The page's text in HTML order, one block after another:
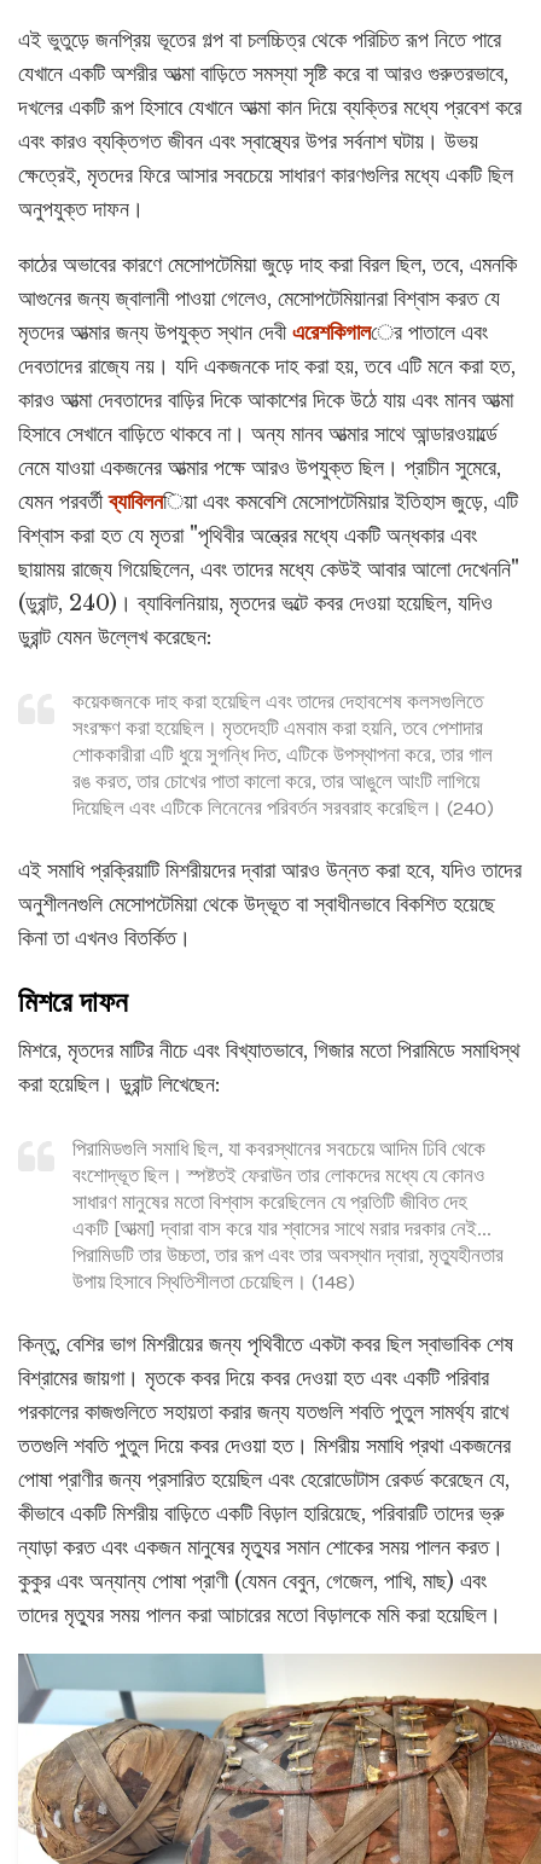
এই ভুতুড়ে জনপ্রিয় ভূতের গল্প বা চলচ্চিত্র থেকে পরিচিত রূপ নিতে পারে
যেখানে একটি অশরীর আত্মা বাড়িতে সমস্যা সৃষ্টি করে বা আরও গুরুতরভাবে,
দখলের একটি রূপ হিসাবে যেখানে আত্মা কান দিয়ে ব্যক্তির মধ্যে প্রবেশ করে
এবং কারও ব্যক্তিগত জীবন এবং স্বাস্থ্যের উপর সর্বনাশ ঘটায়। উভয়
ক্ষেত্রেই, মৃতদের ফিরে আসার সবচেয়ে সাধারণ কারণগুলির মধ্যে একটি ছিল
অনুপযুক্ত দাফন।
কাঠের অভাবের কারণে মেসোপটেমিয়া জুড়ে দাহ করা বিরল ছিল, তবে, এমনকি
আগুনের জন্য জ্বালানী পাওয়া গেলেও, মেসোপটেমিয়ানরা বিশ্বাস করত যে
মৃতদের আত্মার জন্য উপযুক্ত স্থান দেবীএরেশকিগালের পাতালে এবং
দেবতাদের রাজ্যে নয়। যদি একজনকে দাহ করা হয়, তবে এটি মনে করা হত,
কারও আত্মা দেবতাদের বাড়ির দিকে আকাশের দিকে উঠে যায় এবং মানব আত্মা
হিসাবে সেখানে বাড়িতে থাকবে না। অন্য মানব আত্মার সাথে আন্ডারওয়ার্ল্ডে
নেমে যাওয়া একজনের আত্মার পক্ষে আরও উপযুক্ত ছিল। প্রাচীন সুমেরে,
যেমন পরবর্তীব্যাবিলনিয়া এবং কমবেশি মেসোপটেমিয়ার ইতিহাস জুড়ে, এটি
বিশ্বাস করা হত যে মৃতরা "পৃথিবীর অন্ত্রের মধ্যে একটি অন্ধকার এবং
ছায়াময় রাজ্যে গিয়েছিলেন, এবং তাদের মধ্যে কেউই আবার আলো দেখেননি"
(ডুরান্ট, 240)। ব্যাবিলনিয়ায়, মৃতদের ভল্টে কবর দেওয়া হয়েছিল, যদিও
ডুরান্ট যেমন উল্লেখ করেছেন:
কয়েকজনকে দাহ করা হয়েছিল এবং তাদের দেহাবশেষ কলসগুলিতে
সংরক্ষণ করা হয়েছিল। মৃতদেহটি এমবাম করা হয়নি, তবে পেশাদার
শোককারীরা এটি ধুয়ে সুগন্ধি দিত, এটিকে উপস্থাপনা করে, তার গাল
রঙ করত, তার চোখের পাতা কালো করে, তার আঙুলে আংটি লাগিয়ে
দিয়েছিল এবং এটিকে লিনেনের পরিবর্তন সরবরাহ করেছিল। (240)
এই সমাধি প্রক্রিয়াটি মিশরীয়দের দ্বারা আরও উন্নত করা হবে, যদিও তাদের
অনুশীলনগুলি মেসোপটেমিয়া থেকে উদ্ভূত বা স্বাধীনভাবে বিকশিত হয়েছে
কিনা তা এখনও বিতর্কিত।
মিশরে দাফন
মিশরে, মৃতদের মাটির নীচে এবং বিখ্যাতভাবে, গিজার মতো পিরামিডে সমাধিস্থ
করা হয়েছিল। ডুরান্ট লিখেছেন:
পিরামিডগুলি সমাধি ছিল, যা কবরস্থানের সবচেয়ে আদিম ঢিবি থেকে
বংশোদ্ভূত ছিল। স্পষ্টতই ফেরাউন তার লোকদের মধ্যে যে কোনও
সাধারণ মানুষের মতো বিশ্বাস করেছিলেন যে প্রতিটি জীবিত দেহ
একটি [আত্মা] দ্বারা বাস করে যার শ্বাসের সাথে মরার দরকার নেই...
পিরামিডটি তার উচ্চতা, তার রূপ এবং তার অবস্থান দ্বারা, মৃত্যুহীনতার
উপায় হিসাবে স্থিতিশীলতা চেয়েছিল। (148)
কিন্তু, বেশির ভাগ মিশরীয়ের জন্য পৃথিবীতে একটা কবর ছিল স্বাভাবিক শেষ
বিশ্রামের জায়গা। মৃতকে কবর দিয়ে কবর দেওয়া হত এবং একটি পরিবার
পরকালের কাজগুলিতে সহায়তা করার জন্য যতগুলি শবতি পুতুল সামর্থ্য রাখে
ততগুলি শবতি পুতুল দিয়ে কবর দেওয়া হত। মিশরীয় সমাধি প্রথা একজনের
পোষা প্রাণীর জন্য প্রসারিত হয়েছিল এবং হেরোডোটাস রেকর্ড করেছেন যে,
কীভাবে একটি মিশরীয় বাড়িতে একটি বিড়াল হারিয়েছে, পরিবারটি তাদের ভ্রু
ন্যাড়া করত এবং একজন মানুষের মৃত্যুর সমান শোকের সময় পালন করত।
কুকুর এবং অন্যান্য পোষা প্রাণী (যেমন বেবুন, গেজেল, পাখি, মাছ) এবং
তাদের মৃত্যুর সময় পালন করা আচারের মতো বিড়ালকে মমি করা হয়েছিল।